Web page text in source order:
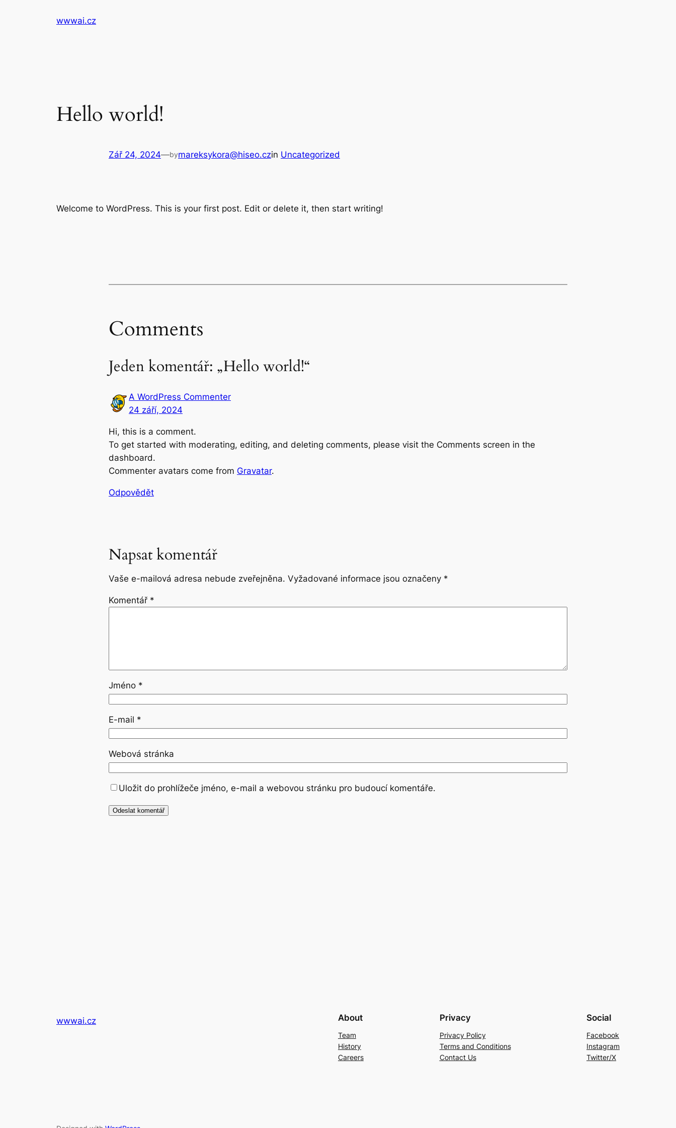
wwwai.cz
Hello world!
Zář 24, 2024—bymareksykora@hiseo.czin Uncategorized
Welcome to WordPress. This is your first post. Edit or delete it, then start writing!
Comments
Jeden komentář: „Hello world!“
A WordPress Commenter
24 září, 2024
Hi, this is a comment.
To get started with moderating, editing, and deleting comments, please visit the Comments screen in the
dashboard.
Commenter avatars come from Gravatar.
Odpovědět
Napsat komentář
Vaše e-mailová adresa nebude zveřejněna. Vyžadované informace jsou označeny *
Komentář *
Jméno *
E-mail *
Webová stránka
Uložit do prohlížeče jméno, e-mail a webovou stránku pro budoucí komentáře.
wwwai.cz About
Team
History
Careers
Privacy
Privacy Policy
Terms and Conditions
Contact Us
Social
Facebook
Instagram
Twitter/X